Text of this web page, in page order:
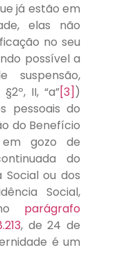
já estão em
elas não
no seu
possível a
suspensão,
II, “a”[3] )
pessoais do
do Benefício
gozo de
do
Social ou dos
Social,
parágrafo
, de 24 de
é um